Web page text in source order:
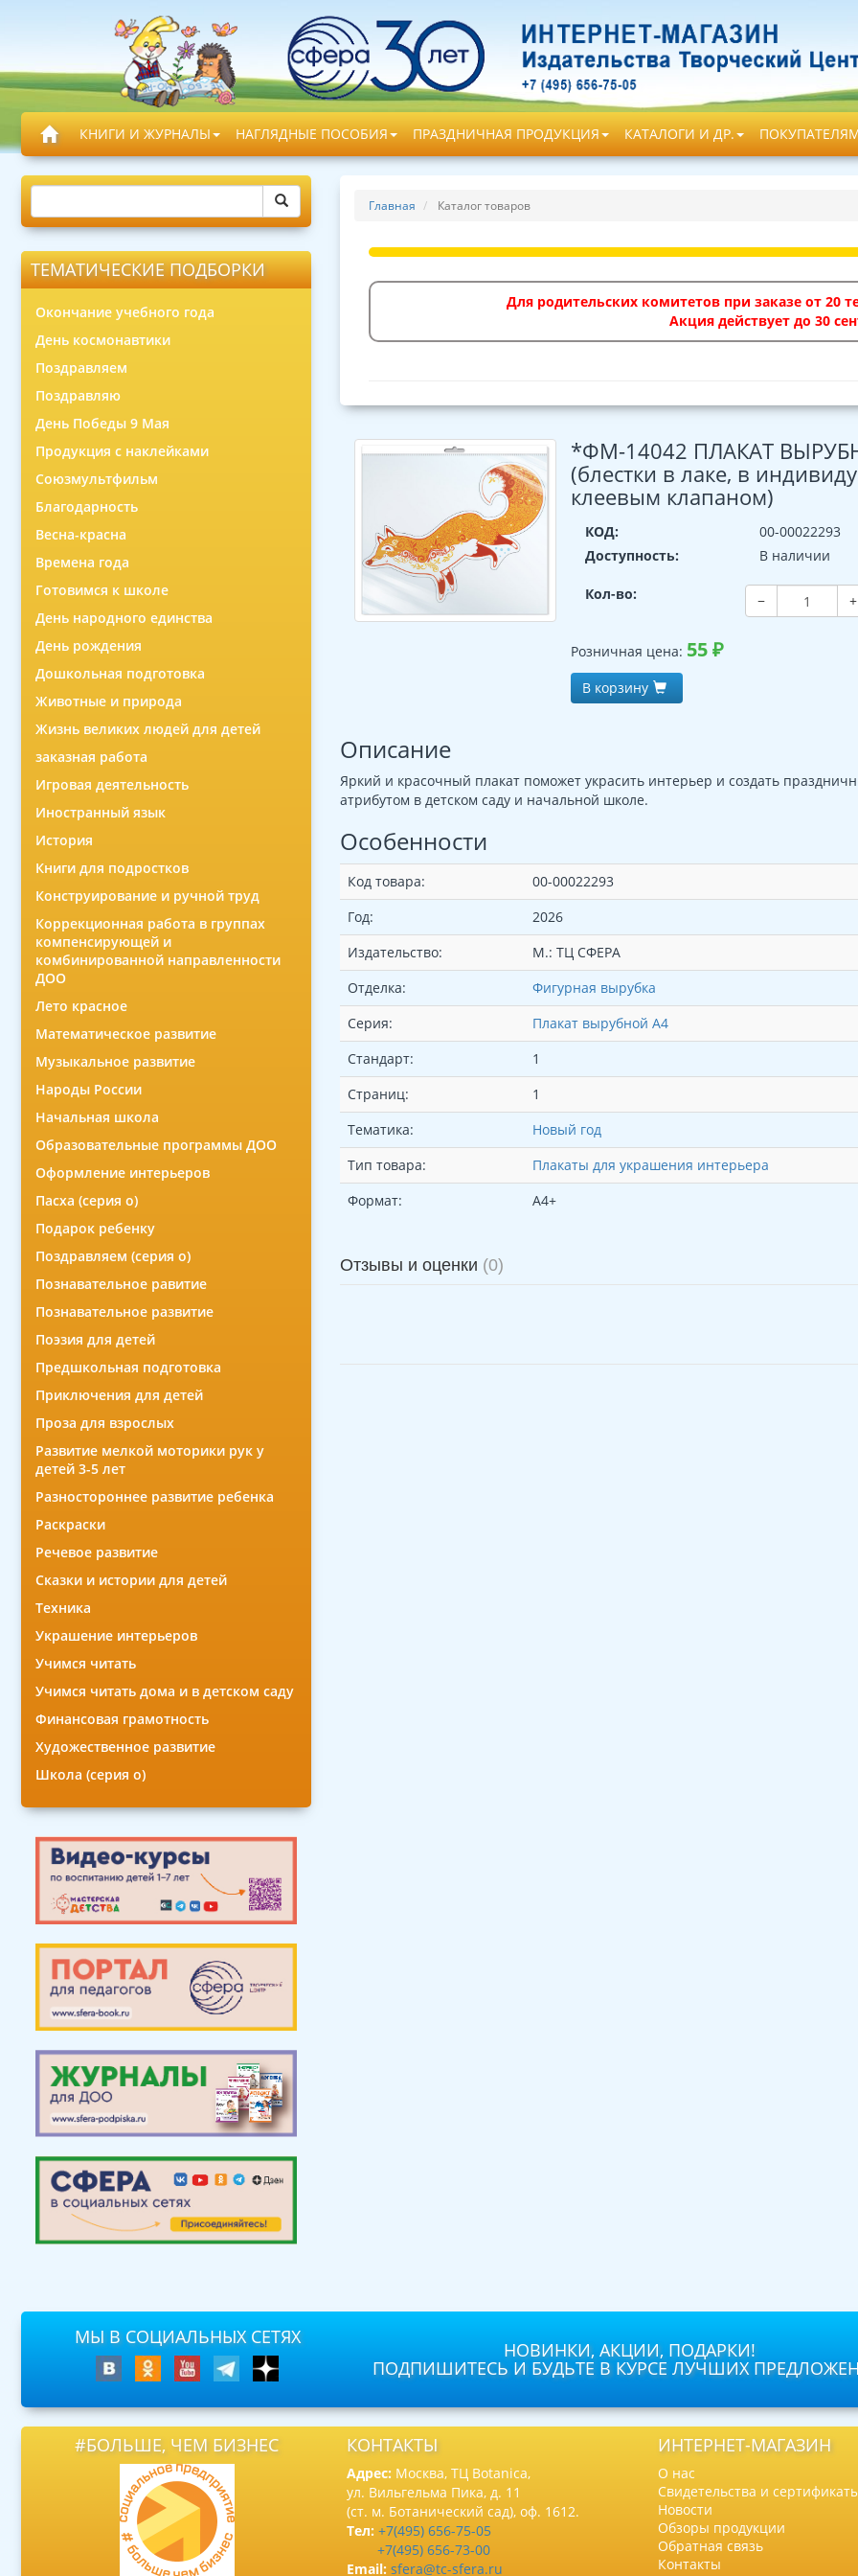
КНИГИ И ЖУРНАЛЫ НАГЛЯДНЫЕ ПОСОБИЯ ПРАЗДНИЧНАЯ ПРОДУКЦИЯ КАТАЛОГИ И ДР.
ТЕМАТИЧЕСКИЕ ПОДБОРКИ
Окончание учебного года
День космонавтики
Поздравляем
Поздравляю
День Победы 9 Мая
Продукция с наклейками
Союзмультфильм
Благодарность
Весна-красна
Времена года
Готовимся к школе
День народного единства
День рождения
Дошкольная подготовка
Животные и природа
Жизнь великих людей для детей
заказная работа
Игровая деятельность
Иностранный язык
История
Книги для подростков
Конструирование и ручной труд
Коррекционная работа в группах
компенсирующей и
комбинированной направленности
ДОО
Лето красное
Математическое развитие
Музыкальное развитие
Народы России
Начальная школа
Образовательные программы ДОО
Оформление интерьеров
Пасха (серия о)
Подарок ребенку
Поздравляем (серия о)
Познавательное равитие
Познавательное развитие
Поэзия для детей
Предшкольная подготовка
Приключения для детей
Проза для взрослых
Развитие мелкой моторики рук у
детей 3-5 лет
Разностороннее развитие ребенка
Раскраски
Речевое развитие
Сказки и истории для детей
Техника
Украшение интерьеров
Учимся читать
Учимся читать дома и в детском саду
Финансовая грамотность
Художественное развитие
Школа (серия о)
Главная Каталог товаров
Для родительских комитетов при заказе от 20
Акция действует до 30
*ФМ-14042 ПЛАКАТ
(блестки в лаке, в
клеевым клапаном)
КОД:
00-00022293
Доступность:
В наличии
Кол-во: − +
Розничная цена: 55₽
В корзину
Описание
Яркий и красочный плакат поможет украсить интерьер и создать
атрибутом в детском саду и начальной школе.
Особенности
Код товара:
00-00022293
Год:
2026
Издательство:
М.: ТЦ СФЕРА
Отделка:
Фигурная вырубка
Серия:
Плакат вырубной А4
Стандарт:
1
Страниц:
1
Тематика:
Новый год
Тип товара:
Плакаты для украшения интерьера
Формат:
А4+
Отзывы и оценки (0)
МЫ В СОЦИАЛЬНЫХ СЕТЯХ
НОВИНКИ, АКЦИИ, ПОДАРКИ!
ПОДПИШИТЕСЬ И БУДЬТЕ В КУРСЕ ЛУЧШИХ
#БОЛЬШЕ, ЧЕМ БИЗНЕС КОНТАКТЫ
Адрес: Москва, ТЦ Botanica,
ул. Вильгельма Пика, д. 11
(ст. м. Ботанический сад), оф. 1612.
Тел: +7(495) 656-75-05
+7(495) 656-73-00
Email: sfera@tc-sfera.ru
ИНТЕРНЕТ-МАГАЗИН
О нас
Свидетельства и
Новости
Обзоры продукции
Обратная связь
Контакты